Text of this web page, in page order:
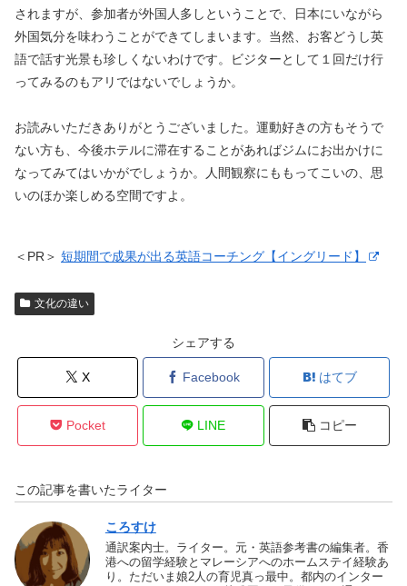
されますが、参加者が外国人多しということで、日本にいながら
外国気分を味わうことができてしまいます。当然、お客どうし英
語で話す光景も珍しくないわけです。ビジターとして１回だけ行
ってみるのもアリではないでしょうか。
お読みいただきありがとうございました。運動好きの方もそうで
ない方も、今後ホテルに滞在することがあればジムにお出かけに
なってみてはいかがでしょうか。人間観察にももってこいの、思
いのほか楽しめる空間ですよ。
＜PR＞ 短期間で成果が出る英語コーチング【イングリード】
文化の違い
シェアする
X Facebook はてブ
Pocket LINE コピー
この記事を書いたライター
ころすけ
通訳案内士。ライター。元・英語参考書の編集者。香
港への留学経験とマレーシアへのホームステイ経験あ
り。ただいま娘2人の育児真っ最中。都内のインター